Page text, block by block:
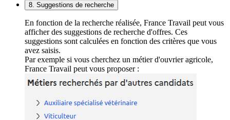
8. Suggestions de recherche
En fonction de la recherche réalisée, France Travail peut vous
afficher des suggestions de recherche d'offres. Ces
suggestions sont calculées en fonction des critères que vous
avez saisis.
Par exemple si vous cherchez un métier d'ouvrier agricole,
France Travail peut vous proposer :